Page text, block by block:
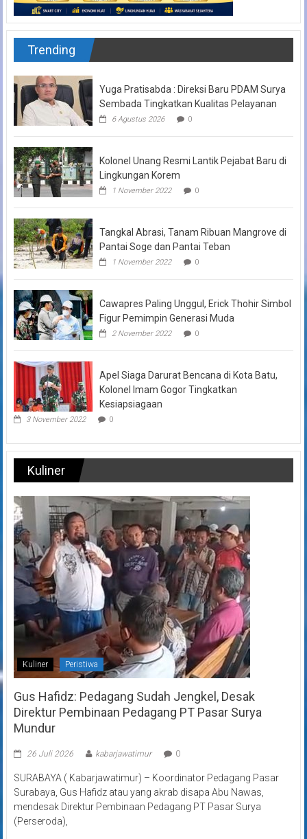
Trending
Yuga Pratisabda : Direksi Baru PDAM Surya
Sembada Tingkatkan Kualitas Pelayanan
6 Agustus 2026 0
Kolonel Unang Resmi Lantik Pejabat Baru di
Lingkungan Korem
1 November 2022 0
Tangkal Abrasi, Tanam Ribuan Mangrove di
Pantai Soge dan Pantai Teban
1 November 2022 0
Cawapres Paling Unggul, Erick Thohir Simbol
Figur Pemimpin Generasi Muda
2 November 2022 0
Apel Siaga Darurat Bencana di Kota Batu,
Kolonel Imam Gogor Tingkatkan
Kesiapsiagaan
3 November 2022 0
Kuliner
Kuliner Peristiwa
Gus Hafidz: Pedagang Sudah Jengkel, Desak
Direktur Pembinaan Pedagang PT Pasar Surya
Mundur
26 Juli 2026 kabarjawatimur 0
SURABAYA ( Kabarjawatimur) – Koordinator Pedagang Pasar
Surabaya, Gus Hafidz atau yang akrab disapa Abu Nawas,
mendesak Direktur Pembinaan Pedagang PT Pasar Surya
(Perseroda),